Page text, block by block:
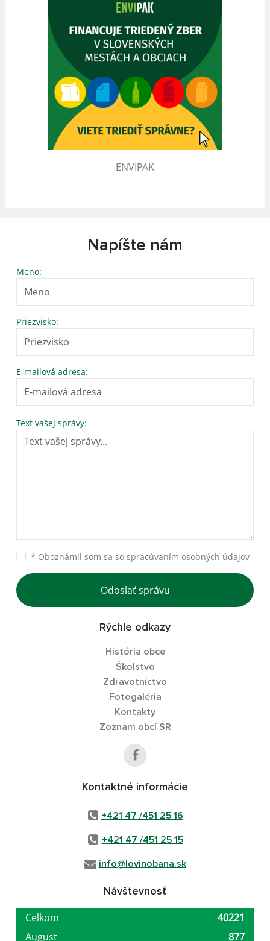
ENVIPAK
Napíšte nám
Meno:
Priezvisko:
E-mailová adresa:
Text vašej správy:
* Oboznámil som sa so spracúvaním osobných údajov
Odoslať správu
Rýchle odkazy
História obce
Školstvo
Zdravotníctvo
Fotogaléria
Kontakty
Zoznam obcí SR
Kontaktné informácie
+421 47 /451 25 16
+421 47 /451 25 15
info@lovinobana.sk
Návštevnosť